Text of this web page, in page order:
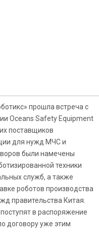
прошла встреча с
Oceans Safety Equipment
поставщиков
для нужд МЧС и
были намечены
техники
служб, а также
роботов производства
правительства Китая.
в распоряжение
договору уже этим